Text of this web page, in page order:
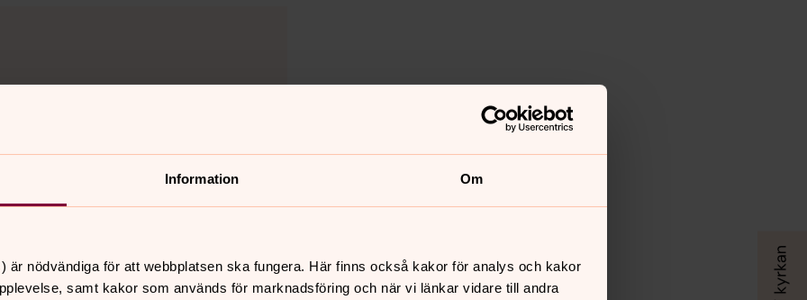
Information Om
är nödvändiga för att webbplatsen ska fungera. Här finns också kakor för analys och kakor
samt kakor som används för marknadsföring och när vi länkar vidare till andra